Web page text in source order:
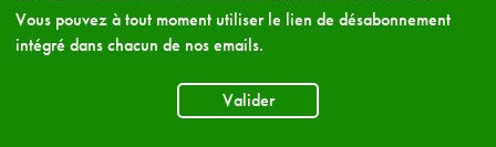
Vous pouvez à tout moment utiliser le lien de désabonnement
intégré dans chacun de nos emails.